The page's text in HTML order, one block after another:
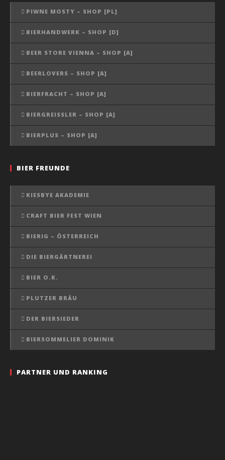
PIWNE MOSTY – SHOP [PL]
BIERHANDWERK – SHOP [D]
BEER STORE VIENNA – SHOP [A]
BEERLOVERS – SHOP [A]
BIERFRACHT – SHOP [A]
BIERGREISSLER – SHOP [A]
BIERPLUS – SHOP [A]
BIER FREUNDE
KIESBYE AKADEMIE
CRAFT BIER FEST WIEN
BIERIG – ÖSTERREICH
DIE BIERGÄRTNEREI
BIER O.K.
PLUTZER BRÄU
DER BIERSIEDER
BIERSOMMELIER DOMINIK
PARTNER UND RANKING